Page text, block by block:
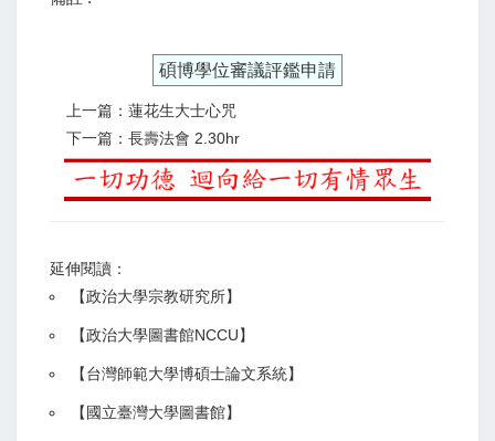
碩博學位審議評鑑申請
上一篇：蓮花生大士心咒
下一篇：長壽法會 2.30hr
延伸閱讀：
【政治大學宗教研究所】
【政治大學圖書館NCCU】
【台灣師範大學博碩士論文系統】
【 國立臺灣大學圖書館】